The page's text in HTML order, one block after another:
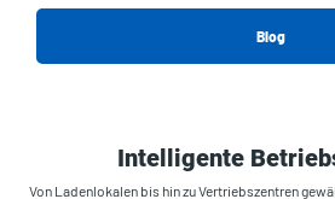
Blog
Intelligente
Von Ladenlokalen bis hin zu Vertriebszentren